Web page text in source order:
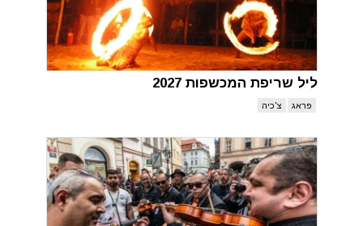
ליל שריפת המכשפות 2027
פראג צ'כיה